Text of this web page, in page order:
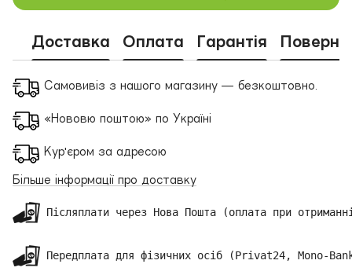
Доставка Оплата Гарантія
Самовивіз з нашого магазину — безкоштовно.
«Нововю поштою» по Україні
Кур'єром за адресою
Більше інформації про доставку
Післяплати через Нова Пошта (оплата при
Передплата для фізичних осіб (Privat24, Mono-